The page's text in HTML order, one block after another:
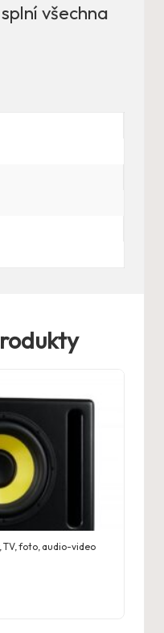
všechna
,TV, foto, audio-video